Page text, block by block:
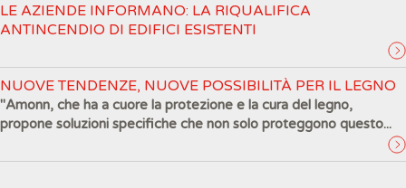
LE AZIENDE INFORMANO: LA RIQUALIFICA
ANTINCENDIO DI EDIFICI ESISTENTI
NUOVE TENDENZE, NUOVE POSSIBILITÀ PER IL LEGNO
"Amonn, che ha a cuore la protezione e la cura del legno,
propone soluzioni specifiche che non solo proteggono questo...